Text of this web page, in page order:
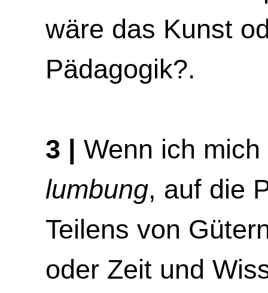
wäre das Kunst
Pädagogik?.
3 | Wenn ich
lumbung, auf die
Teilens von
oder Zeit und